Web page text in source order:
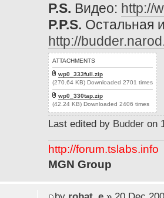
P.S. Видео: http://
P.P.S. Остальная
http://
ATTACHMENTS
wp0_333full.zip
(270.64 KB) Downloaded 2701 times
wp0_330tap.zip
(42.24 KB) Downloaded 2406 times
Last edited by Budderon
http://forum.tslabs.info
MGN Group